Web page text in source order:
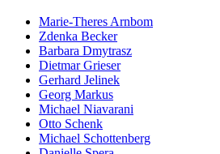
Marie-Theres Arnbom
Zdenka Becker
Barbara Dmytrasz
Dietmar Grieser
Gerhard Jelinek
Georg Markus
Michael Niavarani
Otto Schenk
Michael Schottenberg